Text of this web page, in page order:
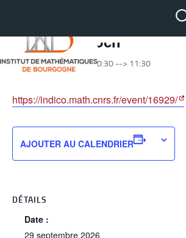
Bruno Le Floch
29 septembre 2026 à 10:30 --> 11:30
https://indico.math.cnrs.fr/event/16929/
AJOUTER AU CALENDRIER
DÉTAILS
Date :
29 septembre 2026